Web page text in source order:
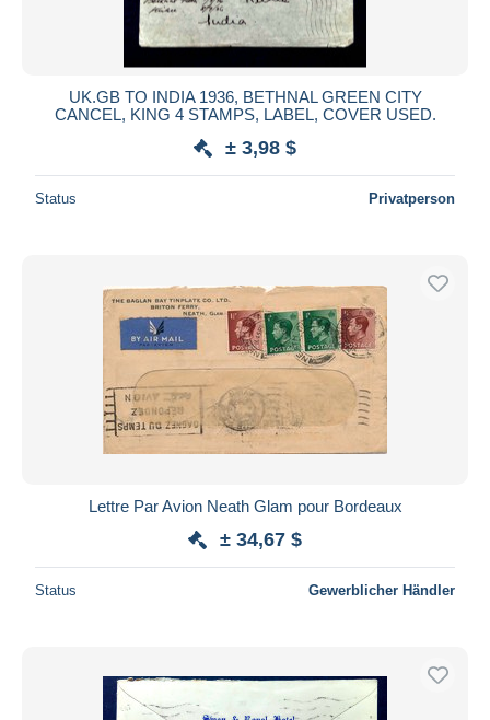
UK.GB TO INDIA 1936, BETHNAL GREEN CITY
CANCEL, KING 4 STAMPS, LABEL, COVER USED.
± 3,98 $
Status Privatperson
Lettre Par Avion Neath Glam pour Bordeaux
± 34,67 $
Status Gewerblicher Händler